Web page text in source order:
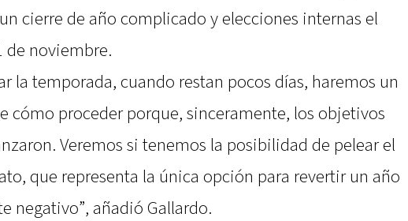
cierre de año complicado y elecciones internas el
de noviembre.
la temporada, cuando restan pocos días, haremos un
cómo proceder porque, sinceramente, los objetivos
Veremos si tenemos la posibilidad de pelear el
que representa la única opción para revertir un año
negativo”, añadió Gallardo.